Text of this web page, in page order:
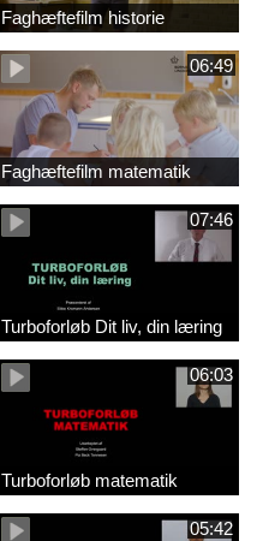
Faghæftefilm historie
06:49
Faghæftefilm matematik
07:46
Turboforløb Dit liv, din læring
06:03
Turboforløb matematik
05:42